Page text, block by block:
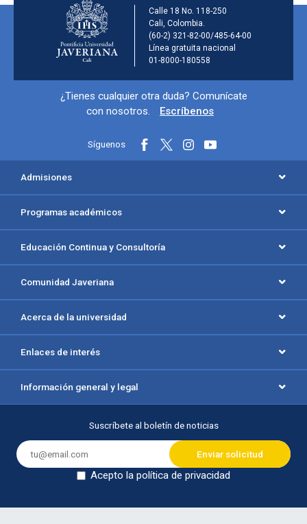
Información de la
Calle 18 No. 118-250
Cali, Colombia.
(60-2) 321-82-00/485-64-00
Línea gratuita nacional
01-8000-180558
Información y redes sociales
¿Tienes cualquier otra duda? Comunícate
con nosotros.
Escríbenos
Síguenos
Menú principal del footer
Admisiones
Programas académicos
Educación Continua y Consultoría
Comunidad Javeriana
Acerca de la universidad
Enlaces de interés
Información general y legal
Suscríbete al boletín de noticias
Acepto la política de privacidad